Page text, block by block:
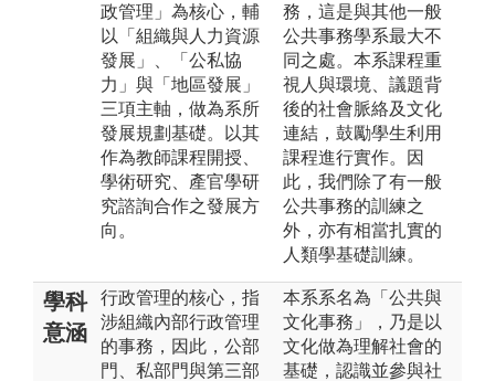
政管理」為核心，輔
以「組織與人力資源
發展」、「公私協
力」與「地區發展」
三項主軸，做為系所
發展規劃基礎。以其
作為教師課程開授、
學術研究、產官學研
究諮詢合作之發展方
向。
務，這是與其他一般
公共事務學系最大不
同之處。本系課程重
視人與環境、議題背
後的社會脈絡及文化
連結，鼓勵學生利用
課程進行實作。因
此，我們除了有一般
公共事務的訓練之
外，亦有相當扎實的
人類學基礎訓練。
學科
意涵
行政管理的核心，指
涉組織內部行政管理
的事務，因此，公部
門、私部門與第三部
本系系名為「公共與
文化事務」，乃是以
文化做為理解社會的
基礎，認識並參與社